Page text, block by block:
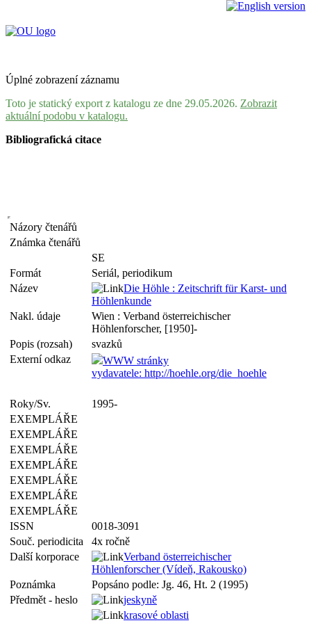
Úplné zobrazení záznamu
Toto je statický export z katalogu ze dne 29.05.2026. Zobrazit
aktuální podobu v katalogu.
Bibliografická citace
Názory čtenářů
Známka čtenářů
SE
Formát
Seriál, periodikum
Název
Die Höhle : Zeitschrift für Karst- und
Höhlenkunde
Nakl. údaje
Wien : Verband österreichischer
Höhlenforscher, [1950]-
Popis (rozsah)
svazků
Externí odkaz
WWW stránky
vydavatele: http://hoehle.org/die_hoehle
Roky/Sv.
1995-
EXEMPLÁŘE
EXEMPLÁŘE
EXEMPLÁŘE
EXEMPLÁŘE
EXEMPLÁŘE
EXEMPLÁŘE
EXEMPLÁŘE
ISSN
0018-3091
Souč. periodicita
4x ročně
Další korporace
Verband österreichischer
Höhlenforscher (Vídeň, Rakousko)
Poznámka
Popsáno podle: Jg. 46, Ht. 2 (1995)
Předmět - heslo
jeskyně
krasové oblasti